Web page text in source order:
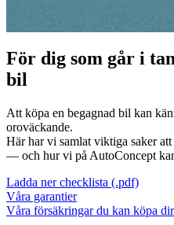
För dig som går i
bil
Att köpa en begagnad bil kan
oroväckande.
Här har vi samlat viktiga saker att
— och hur vi på AutoConcept
Ladda ner checklista (.pdf)
Våra garantier
Våra försäkringar du kan köpa